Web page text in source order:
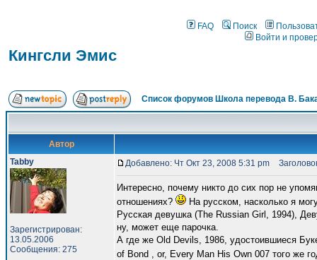
FAQ Поиск
Войти и
Кингсли Эмис
Список форумов Школа перевода В.
Автор
Tabby
Зарегистрирован:
13.05.2006
Сообщения: 275
Добавлено: Чт Окт 23, 2008 5:31 pm
Интересно, почему никто до сих пор не
отношениях?
На русском, насколько я
Русская девушка (The Russian Girl, 1994),
ну, может еще парочка.
А где же Old Devils, 1986, удостоившиеся
of Bond , or, Every Man His Own 007 того же